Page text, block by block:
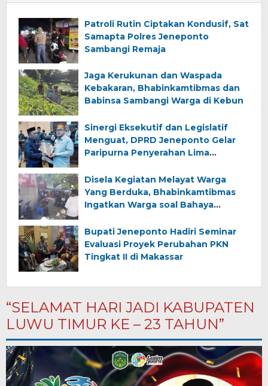
Patroli Rutin Ciptakan Kondusif, Sat
Samapta Polres Jeneponto
Sambangi Remaja
Jaga Kerukunan dan Waspada
Kebakaran, Bhabinkamtibmas dan
Babinsa Sambangi Warga di Kebun
Sinergi Eksekutif dan Legislatif
Menguat, DPRD Jeneponto Gelar
Paripurna Penyerahan Lima
Ranperda Pertanggungjawaban
APBD 2025
Disela Kegiatan Melayat Warga
Yang Berduka, Bhabinkamtibmas
Ingatkan Warga soal Bahaya
Bupati Jeneponto Hadiri Seminar
Evaluasi Proyek Perubahan PKN
Tingkat II di Makassar
“SELAMAT HARI JADI KABUPATEN
LUWU TIMUR KE – 23 TAHUN”